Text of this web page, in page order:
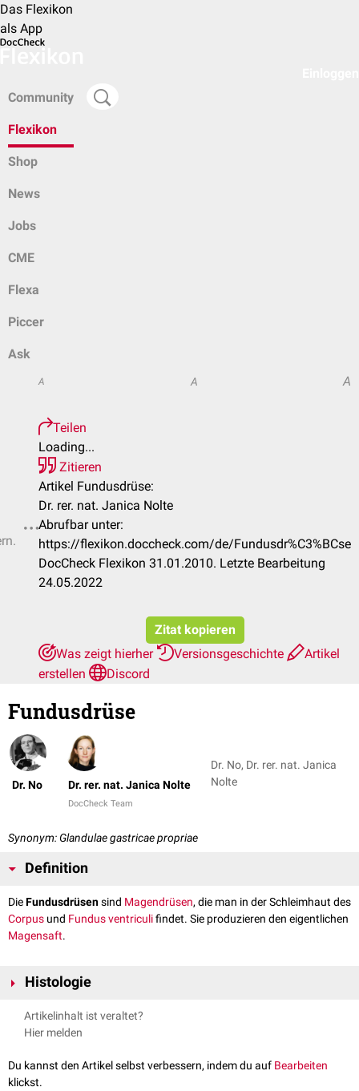
Das Flexikon
als App
Community
Flexikon
Shop
News
Jobs
CME
Flexa
Piccer
Ask
A A A
Teilen
Loading...
Zitieren
Artikel Fundusdrüse:
Dr. rer. nat. Janica Nolte
Abrufbar unter:
https://flexikon.doccheck.com/de/Fundusdr%C3%BCse
DocCheck Flexikon 31.01.2010. Letzte Bearbeitung
24.05.2022
Zitat kopieren
Was zeigt hierher
Versionsgeschichte
Artikel
erstellen
Discord
Fundusdrüse
Dr. No Dr. rer. nat. Janica Nolte
DocCheck Team
Dr. No, Dr. rer. nat. Janica
Nolte
Synonym: Glandulae gastricae propriae
Definition
DieFundusdrüsensind Magendrüsen, die man in der Schleimhaut des
Corpus und Fundus ventriculifindet. Sie produzieren den eigentlichen
Magensaft.
Histologie
Bei den Fundusdrüsen handelt ich um gestreckte
Drüsenschlauch wird histologisch in drei Abschnitte unterteilt:
Halsstück (Cervix)
Hauptstück (Pars principalis)
Artikelinhalt ist veraltet?
Hier melden
Du kannst den Artikel selbst verbessern, indem du auf Bearbeiten
klickst.